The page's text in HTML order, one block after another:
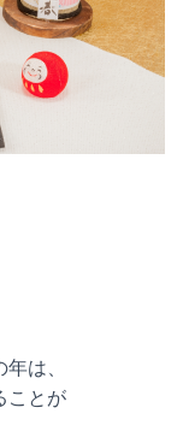
は、
ことが